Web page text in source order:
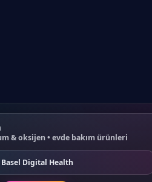
& oksijen • evde bakım ürünleri
Basel Digital Health